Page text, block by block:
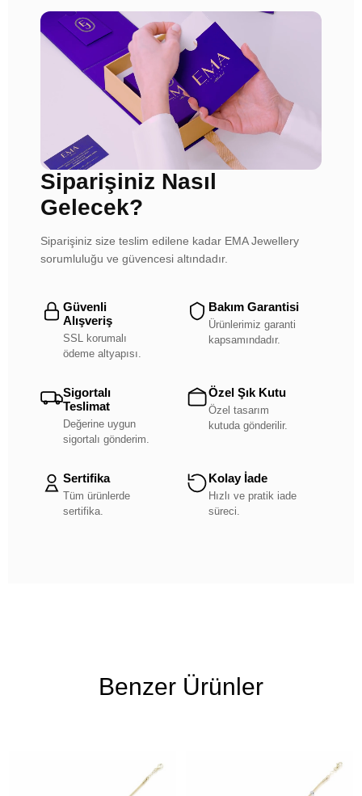
Siparişiniz Nasıl
Gelecek?
Siparişiniz size teslim edilene kadar EMA Jewellery
sorumluluğu ve güvencesi altındadır.
Güvenli
Alışveriş
SSL korumalı
ödeme altyapısı.
Bakım Garantisi
Ürünlerimiz garanti
kapsamındadır.
Sigortalı
Teslimat
Değerine uygun
sigortalı gönderim.
Özel Şık Kutu
Özel tasarım
kutuda gönderilir.
Sertifika
Tüm ürünlerde
sertifika.
Kolay İade
Hızlı ve pratik iade
süreci.
Benzer Ürünler
Ücretsiz
Kargo
Ücretsiz
Kargo